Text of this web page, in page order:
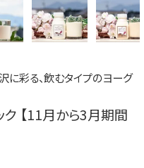
に彩る、飲むタイプのヨーグ
【11月から3月期間